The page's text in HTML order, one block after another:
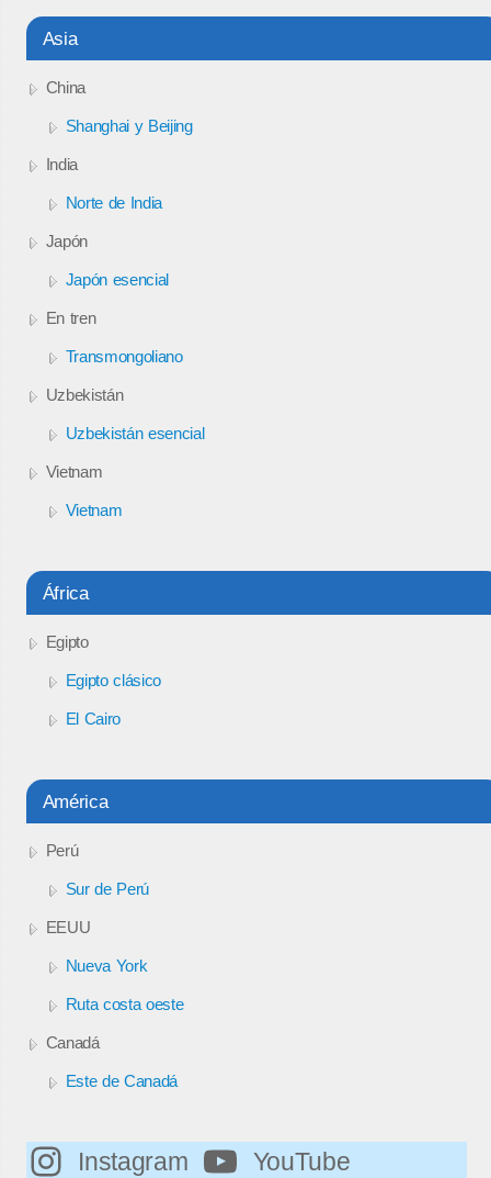
Asia
China
Shanghai y Beijing
India
Norte de India
Japón
Japón esencial
En tren
Transmongoliano
Uzbekistán
Uzbekistán esencial
Vietnam
Vietnam
África
Egipto
Egipto clásico
El Cairo
América
Perú
Sur de Perú
EEUU
Nueva York
Ruta costa oeste
Canadá
Este de Canadá
Instagram YouTube